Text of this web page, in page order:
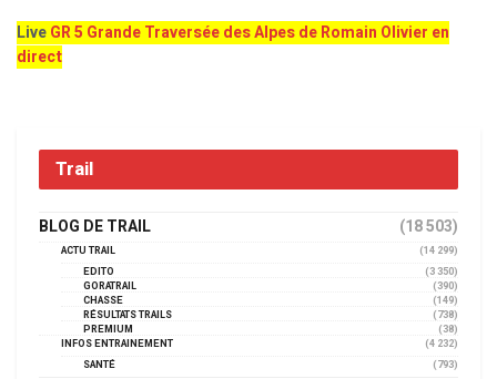
LiveGR 5 Grande Traversée des Alpes de Romain Olivier en
direct
Trail
BLOG DE TRAIL (18 503)
ACTU TRAIL
(14 299)
EDITO
(3 350)
GORATRAIL
(390)
CHASSE
(149)
RÉSULTATS TRAILS
(738)
PREMIUM
(38)
INFOS ENTRAINEMENT
(4 232)
SANTÉ
(793)